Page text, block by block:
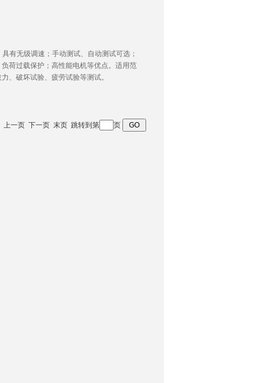
有无级调速；手动测试、自动测试可选；
荷过载保护；高性能电机等优点。适用范
、破坏试验、疲劳试验等测试。
上一页 下一页 末页 跳转到第 页